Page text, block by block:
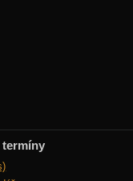
termíny